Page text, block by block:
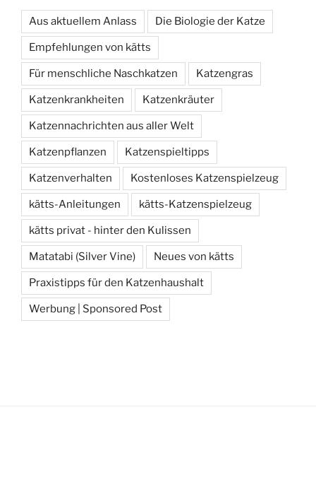
Aus aktuellem Anlass Die Biologie der Katze
Empfehlungen von kätts
Für menschliche Naschkatzen Katzengras
Katzenkrankheiten Katzenkräuter
Katzennachrichten aus aller Welt
Katzenpflanzen Katzenspieltipps
Katzenverhalten Kostenloses Katzenspielzeug
kätts-Anleitungen kätts-Katzenspielzeug
kätts privat - hinter den Kulissen
Matatabi (Silver Vine) Neues von kätts
Praxistipps für den Katzenhaushalt
Werbung | Sponsored Post